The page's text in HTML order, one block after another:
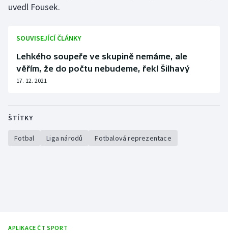
Parasport
Plavání
Plážový volejbal
Ragby
Triatlon
uvedl Fousek.
SOUVISEJÍCÍ ČLÁNKY
Lehkého soupeře ve skupině nemáme, ale
věřím, že do počtu nebudeme, řekl Šilhavý
17. 12. 2021
ŠTÍTKY
Fotbal Liga národů Fotbalová reprezentace
APLIKACE ČT SPORT